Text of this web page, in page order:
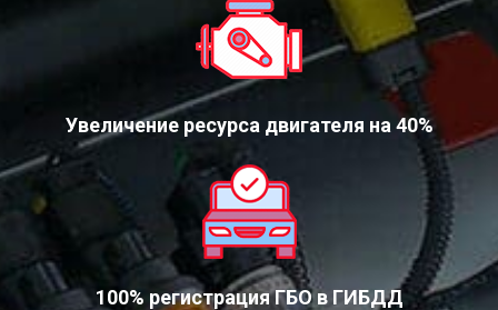
Увеличение ресурса двигателя на 40%
100% регистрация ГБО в ГИБДД